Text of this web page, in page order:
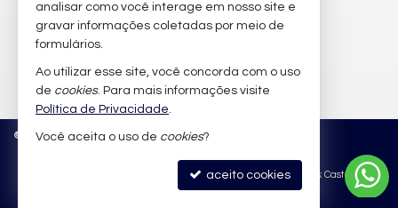
cadastre seu imóvel
imóveis favoritos
mapa de imóveis
© 2026 CRECI/SC 6.388-J Política de Privacidade
Site para imobiliárias: Castel Digital
analisar como você interage em nosso site e
gravar informações coletadas por meio de
formulários.
Ao utilizar esse site, você concorda com o uso
de cookies. Para mais informações visite
Política de Privacidade.
Você aceita o uso de cookies?
aceito cookies